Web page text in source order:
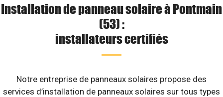
Installation de panneau solaire à Pontmain
(53) :
installateurs certifiés
Notre entreprise de panneaux solaires propose des
services d’installation de panneaux solaires sur tous types